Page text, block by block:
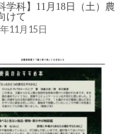
学科】11月18日（土）農
けて
11月15日